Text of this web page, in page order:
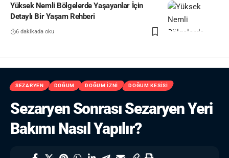
Yüksek Nemli Bölgelerde Yaşayanlar İçin
Detaylı Bir Yaşam Rehberi
6 dakikada oku
SEZARYEN DOĞUM DOĞUM İZNI DOĞUM KESISI
Sezaryen Sonrası Sezaryen Yeri
Bakımı Nasıl Yapılır?